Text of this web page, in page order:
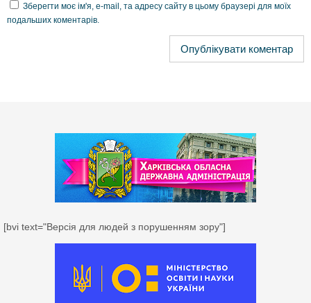
Зберегти моє ім'я, e-mail, та адресу сайту в цьому браузері для моїх
подальших коментарів.
[bvi text="Версія для людей з порушенням зору"]